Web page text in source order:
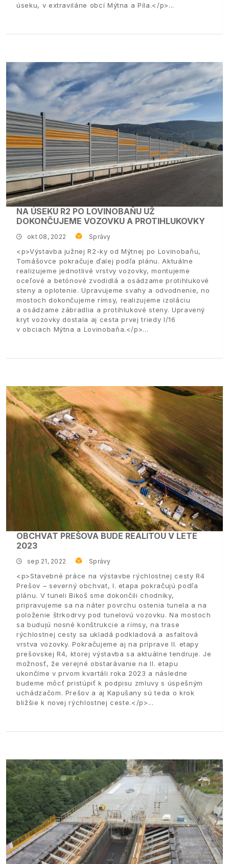
úseku, v extraviláne obcí Mýtna a Píla.</p>
NA ÚSEKU R2 PO LOVINOBAŇU UŽ
DOKONČUJEME VOZOVKU A PROTIHLUKOVKY
okt 08, 2022 Správy
<p>Výstavba južnej R2-ky od Mýtnej po Lovinobaňu,
Tomášovce pokračuje ďalej podľa plánu. Aktuálne
realizujeme jednotlivé vrstvy vozovky, montujeme
oceľové a betónové zvodidlá a osádzame protihlukové
steny a oplotenie. Upravujeme svahy a odvodnenie, no
mostoch dokončujeme rímsy, realizujeme izoláciu
a osádzame zábradlia a protihlukové steny. Upravený
kryt vozovky dostala aj cesta prvej triedy I/16
v obciach Mýtna a Lovinobaňa.</p>
OBCHVAT PREŠOVA BUDE REALITOU V LETE
2023
sep 21, 2022 Správy
<p>Stavebné práce na výstavbe rýchlostnej cesty R4
Prešov – severný obchvat, I. etapa pokračujú podľa
plánu. V tuneli Bikoš sme dokončili chodníky,
pripravujeme sa na náter povrchu ostenia tunela a na
položenie štrkodrvy pod tunelovú vozovku. Na mostoch
sa budujú nosné konštrukcie a rímsy, na trase
rýchlostnej cesty sa ukladá podkladová a asfaltová
vrstva vozovky. Pokračujeme aj na príprave II. etapy
prešovskej R4, ktorej výstavba sa aktuálne tendruje. Je
možnosť, že verejné obstarávanie na II. etapu
ukončíme v prvom kvartáli roka 2023 a následne
budeme môcť pristúpiť k podpisu zmluvy s úspešným
uchádzačom. Prešov a aj Kapušany sú teda o krok
bližšie k novej rýchlostnej ceste.</p>